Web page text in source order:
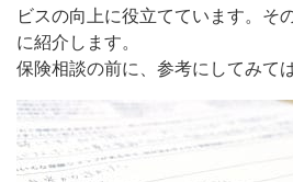
ビスの向上に役立てています。そ
に紹介します。
保険相談の前に、参考にしてみて